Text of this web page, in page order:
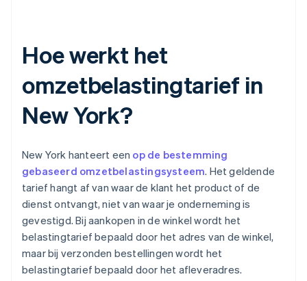
Hoe werkt het
omzetbelastingtarief in
New York?
New York hanteert een op de bestemming
gebaseerd omzetbelastingsysteem. Het geldende
tarief hangt af van waar de klant het product of de
dienst ontvangt, niet van waar je onderneming is
gevestigd. Bij aankopen in de winkel wordt het
belastingtarief bepaald door het adres van de winkel,
maar bij verzonden bestellingen wordt het
belastingtarief bepaald door het afleveradres.